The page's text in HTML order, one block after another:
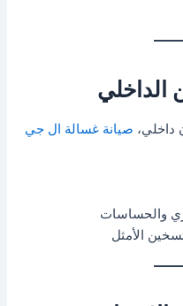
الداخلي
داخلي، صيانة غسالة ال جي
والحساسات
الأمثل